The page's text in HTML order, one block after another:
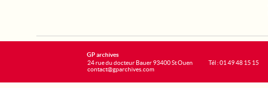
GP archives
24 rue du docteur Bauer 93400 St Ouen
contact@gparchives.com
Tél : 01 49 48 15 15